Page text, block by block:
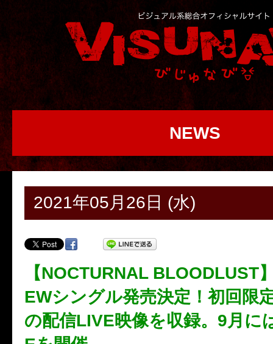
NEWS
2021年05月26日 (水)
【NOCTURNAL BLOODLUST
EWシングル発売決定！初回限
の配信LIVE映像を収録。9月に